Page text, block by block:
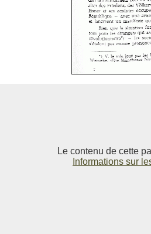
Le contenu de cette
Informations sur